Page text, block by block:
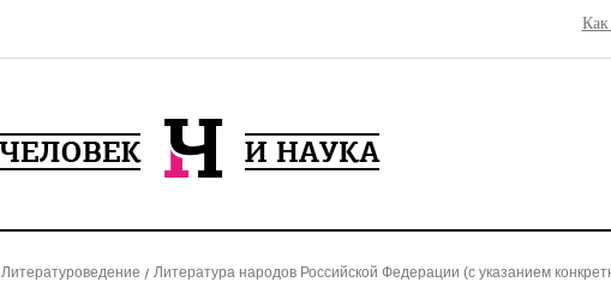
Как
Литературоведение Литература народов Российской Федерации (с указанием